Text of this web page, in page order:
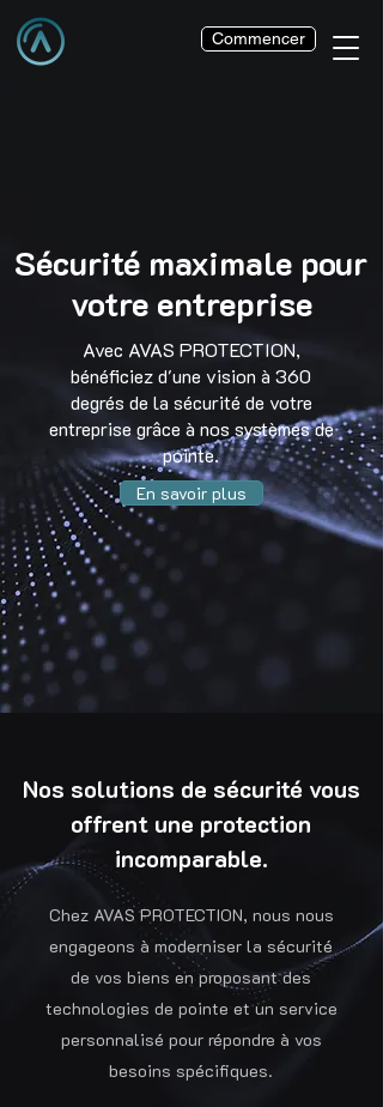
Commencer
Sécurité maximale pour
votre entreprise
Avec AVAS PROTECTION,
bénéficiez d'une vision à 360
degrés de la sécurité de votre
entreprise grâce à nos systèmes de
pointe.
En savoir plus
Nos solutions de sécurité vous
offrent une protection
incomparable.
Chez AVAS PROTECTION, nous nous
engageons à moderniser la sécurité
de vos biens en proposant des
technologies de pointe et un service
personnalisé pour répondre à vos
besoins spécifiques.